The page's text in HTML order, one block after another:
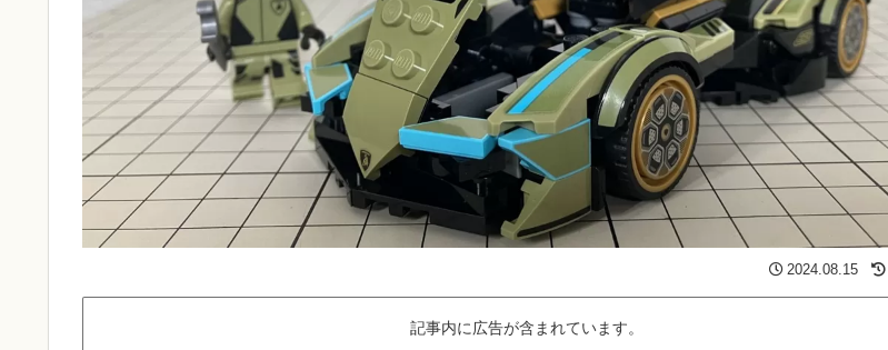
2024.08.15
記事内に広告が含まれています。